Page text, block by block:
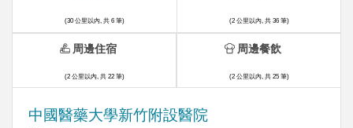
(30 公里以內, 共 6 筆)
中國醫藥大學新竹附設醫院
(2 公里以內, 共 36 筆)
周邊住宿
(2 公里以內, 共 22 筆)
周邊餐飲
(2 公里以內, 共 25 筆)